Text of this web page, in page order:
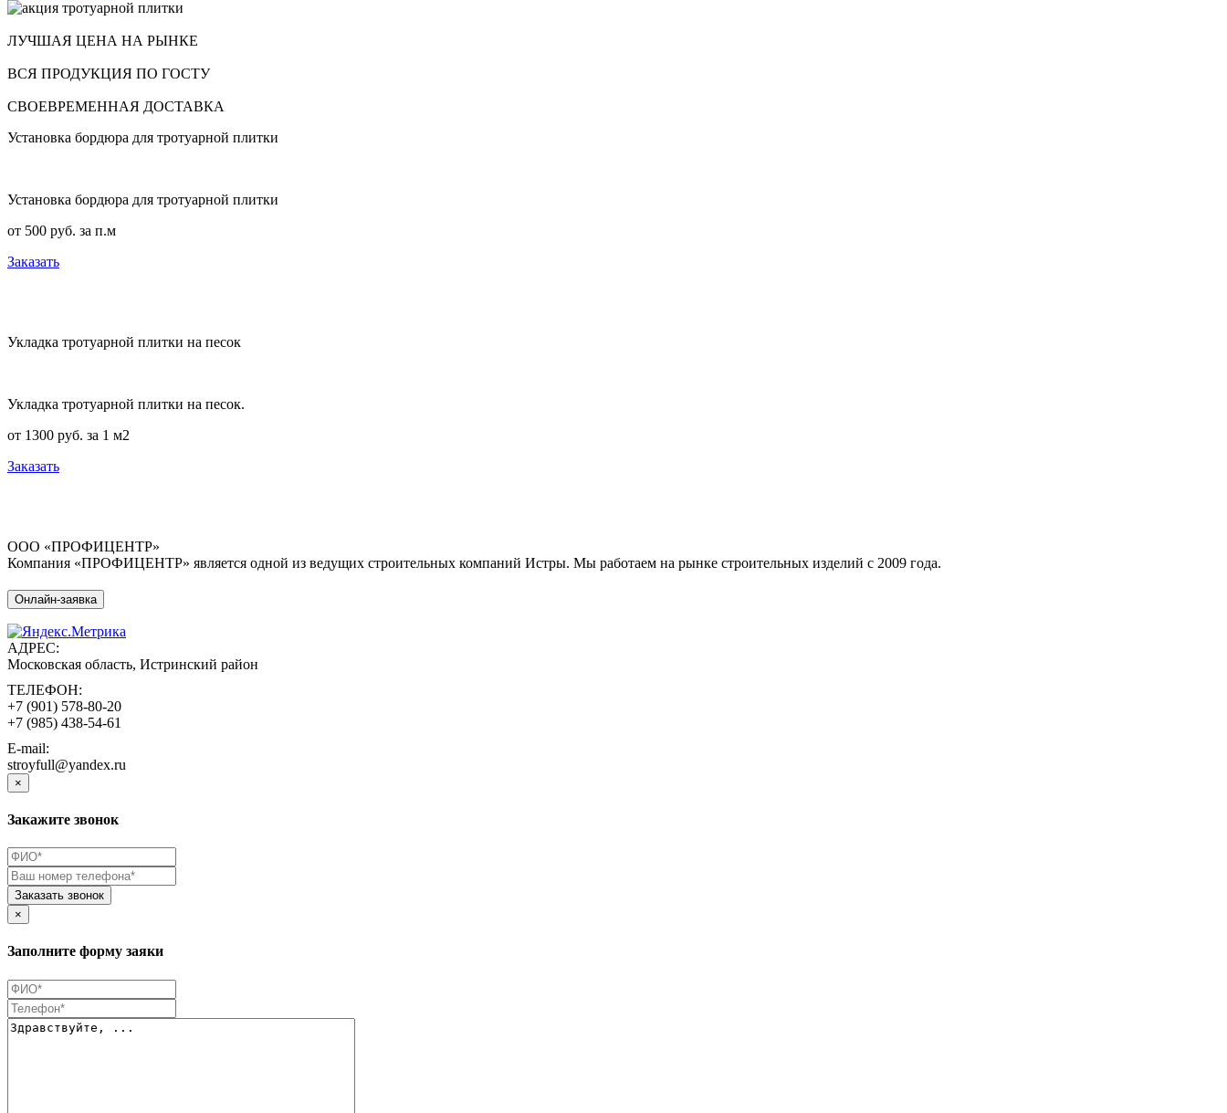
ЛУЧШАЯ ЦЕНА НА РЫНКЕ
ВСЯ ПРОДУКЦИЯ ПО ГОСТУ
СВОЕВРЕМЕННАЯ ДОСТАВКА
Установка бордюра для тротуарной плитки
Установка бордюра для тротуарной плитки
от 500 руб. за п.м
Заказать
Укладка тротуарной плитки на песок
Укладка тротуарной плитки на песок.
от 1300 руб. за 1 м2
Заказать
ООО «ПРОФИЦЕНТР»
Компания «ПРОФИЦЕНТР» является одной из ведущих строительных компаний Истры. Мы работаем на рынке строительных изделий с 2009 года.
Онлайн-заявка
АДРЕС:
Московская область, Истринский район
ТЕЛЕФОН:
+7 (901) 578-80-20
+7 (985) 438-54-61
E-mail:
stroyfull@yandex.ru
×
Закажите звонок
Заказать звонок
×
Заполните форму заяки